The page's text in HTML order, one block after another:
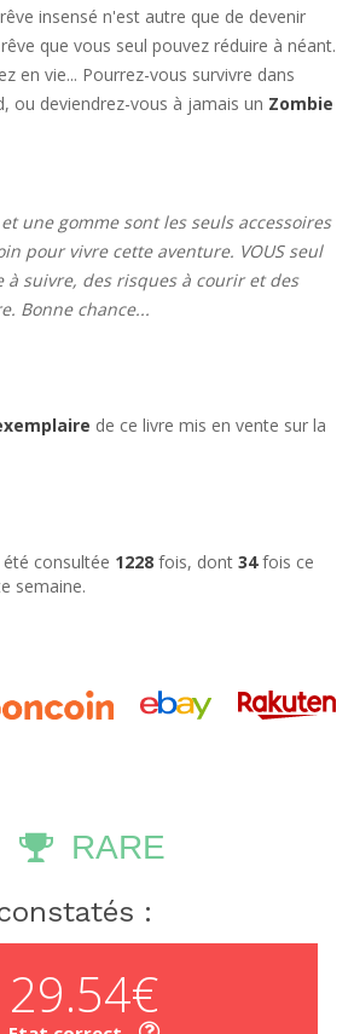
insensé n'est autre que de devenir
que vous seul pouvez réduire à néant.
en vie... Pourrez-vous survivre dans
ou deviendrez-vous à jamais un Zombie
une gomme sont les seuls accessoires
pour vivre cette aventure. VOUS seul
à suivre, des risques à courir et des
Bonne chance...
de ce livre mis en vente sur la
consultée 1228 fois, dont 34fois ce
semaine.
RARE
:
29.54€